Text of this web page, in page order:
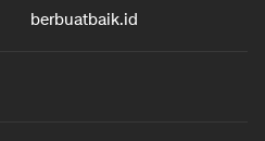
berbuatbaik.id